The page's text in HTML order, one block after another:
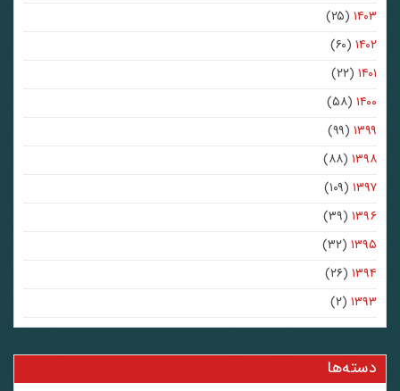
(۲۵)
(۶۰)
(۲۲)
(۵۸)
(۹۹)
۱۳۹۸(۸۸)
۱۳۹۷(۱۰۹)
۱۳۹۶(۳۹)
۱۳۹۵(۳۲)
۱۳۹۴(۲۶)
۱۳۹۳(۲)
دسته‌ها